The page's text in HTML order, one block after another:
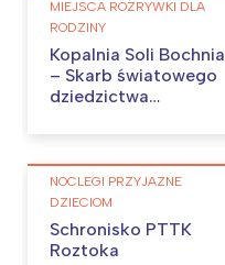
MIEJSCA ROZRYWKI DLA
RODZINY
Kopalnia Soli Bochnia
– Skarb światowego
dziedzictwa
NOCLEGI PRZYJAZNE
DZIECIOM
Schronisko PTTK
Roztoka